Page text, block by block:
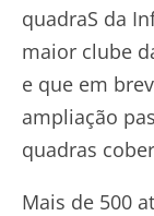
quadraS da
maior clube
e que em
ampliação
quadras
Mais de 500